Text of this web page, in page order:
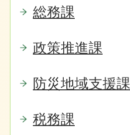
総務課
政策推進課
防災地域支援課
税務課